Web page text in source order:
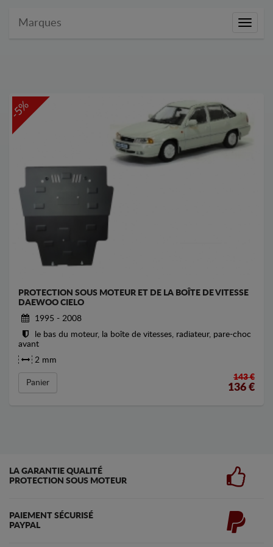
Marques
-5%
PROTECTION SOUS MOTEUR ET DE LA BOÎTE DE VITESSE
DAEWOO CIELO
1995 - 2008
le bas du moteur, la boîte de vitesses, radiateur, pare-choc
avant
2 mm
Panier
143 €
136 €
LA GARANTIE QUALITÉ
PROTECTION SOUS MOTEUR
PAIEMENT SÉCURISÉ
PAYPAL